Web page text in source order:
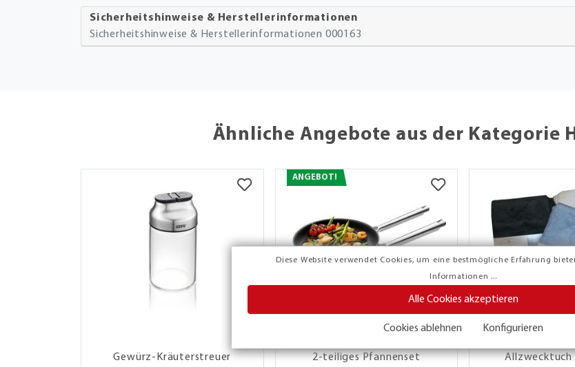
Diese Website verwendet Cookies, um eine bestmögliche Erfahrung
Informationen ...
Alle Cookies akzeptieren
Cookies ablehnen Konfigurieren
Sicherheitshinweise & Herstellerinformationen
Sicherheitshinweise & Herstellerinformationen 000163
Ähnliche Angebote aus der Kategorie
Gewürz-Kräuterstreuer
ANGEBOT!
2-teiliges Pfannenset
Allzwecktuch